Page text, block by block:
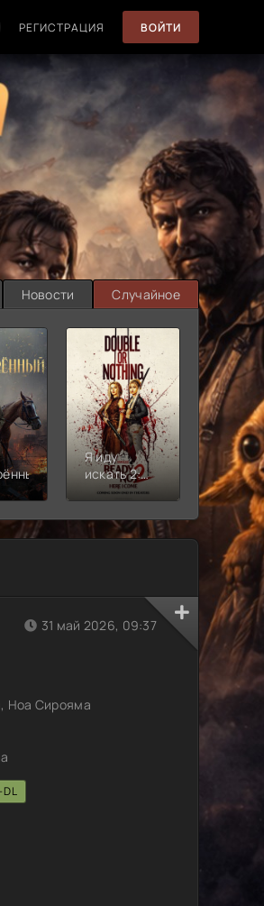
РЕГИСТРАЦИЯ ВОЙТИ
Новости Случайное
Я иду
искать 2:
Вот и я
5.727
Лига
Кризис
Часть 2
31 май 2026, 09:37
Ноа Сирояма
DL